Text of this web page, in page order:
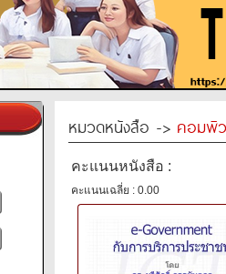
หมวดหนังสือ -> คอมพิ
คะแนนหนังสือ :
คะแนนเฉลี่ย : 0.00